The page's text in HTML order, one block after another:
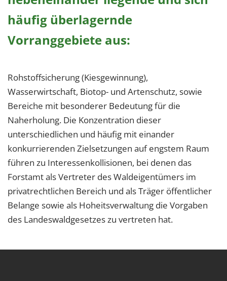
häufig überlagernde
Vorranggebiete aus:
Rohstoffsicherung (Kiesgewinnung),
Wasserwirtschaft, Biotop- und Artenschutz, sowie
Bereiche mit besonderer Bedeutung für die
Naherholung. Die Konzentration dieser
unterschiedlichen und häufig mit einander
konkurrierenden Zielsetzungen auf engstem Raum
führen zu Interessenkollisionen, bei denen das
Forstamt als Vertreter des Waldeigentümers im
privatrechtlichen Bereich und als Träger öffentlicher
Belange sowie als Hoheitsverwaltung die Vorgaben
des Landeswaldgesetzes zu vertreten hat.
EXTERNE MEDIEN
diesen externen Medien Cookies gesetzt.
YouTube
Vimeo